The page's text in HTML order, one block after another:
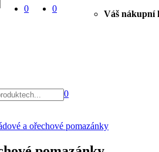
0 0
Váš nákupní
0
a ořechové pomazánky